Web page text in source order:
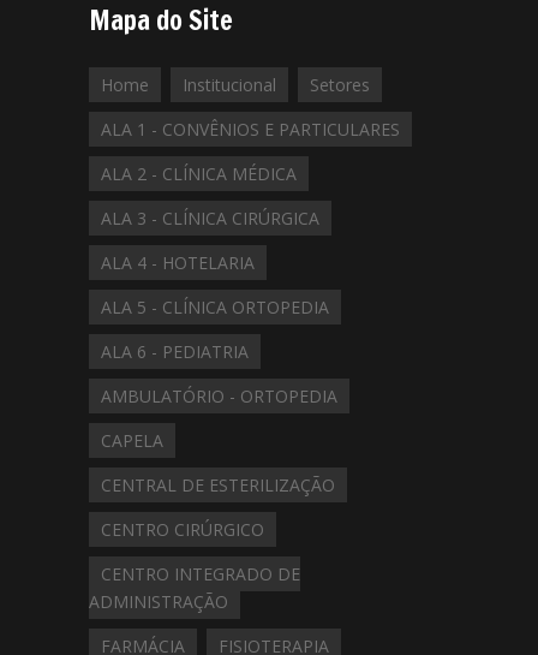
Mapa do Site
Home Institucional
Setores
ALA 1 - CONVÊNIOS E PARTICULARES
ALA 2 - CLÍNICA MÉDICA
ALA 3 - CLÍNICA CIRÚRGICA
ALA 4 - HOTELARIA
ALA 5 - CLÍNICA ORTOPEDIA
ALA 6 - PEDIATRIA
AMBULATÓRIO - ORTOPEDIA
CAPELA
CENTRAL DE ESTERILIZAÇÃO
CENTRO CIRÚRGICO
CENTRO INTEGRADO DE
ADMINISTRAÇÃO
FARMÁCIA
FISIOTERAPIA